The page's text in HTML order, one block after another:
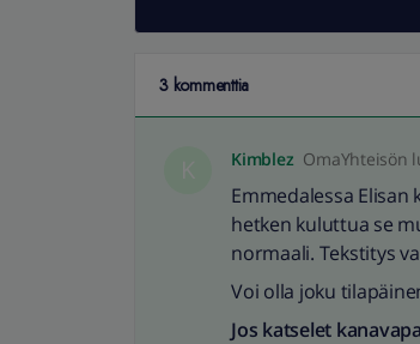
3 kommenttia
Kimblez OmaYhteisön
Emmedalessa
hetken kuluttua se
normaali. Tekstitys
Voi olla joku
Jos katselet